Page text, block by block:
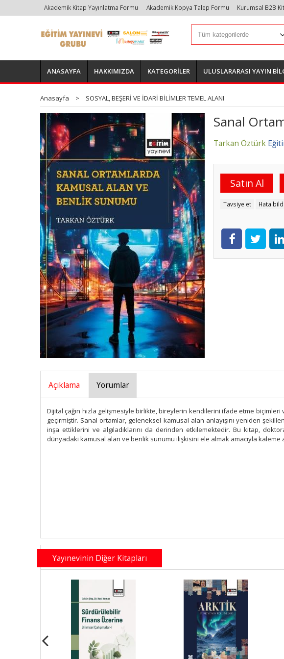
Akademik Kitap Yayınlatma Formu Akademik Kopya Talep Formu Kurumsal B2B
ANASAYFA HAKKIMIZDA KATEGORİLER ULUSLARARASI YAYIN
Anasayfa > SOSYAL, BEŞERİ VE İDARİ BİLİMLER TEMEL ALANI
Sanal
Tarkan Öztürk
Satın Al
Tavsiye et Hata
Açıklama Yorumlar
Dijital çağın hızla gelişmesiyle birlikte, bireylerin kendilerini ifade etme
geçirmiştir. Sanal ortamlar, geleneksel kamusal alan anlayışını yeniden
inşa ettiklerini ve algıladıklarını da derinden etkilemektedir. Bu kitap,
dünyadaki kamusal alan ve benlik sunumu ilişkisini ele almak amacıyla kaleme
Yayınevinin Diğer Kitapları